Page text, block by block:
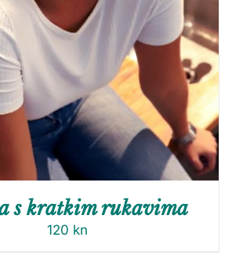
s kratkim rukavima
120 kn